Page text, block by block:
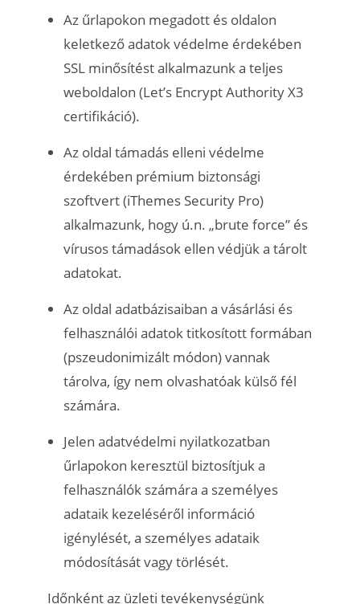
Az űrlapokon megadott és oldalon
keletkező adatok védelme érdekében
SSL minősítést alkalmazunk a teljes
weboldalon (Let’s Encrypt Authority X3
certifikáció).
Az oldal támadás elleni védelme
érdekében prémium biztonsági
szoftvert (iThemes Security Pro)
alkalmazunk, hogy ú.n. „brute force” és
vírusos támadások ellen védjük a tárolt
adatokat.
Az oldal adatbázisaiban a vásárlási és
felhasználói adatok titkosított formában
(pszeudonimizált módon) vannak
tárolva, így nem olvashatóak külső fél
számára.
Jelen adatvédelmi nyilatkozatban
űrlapokon keresztül biztosítjuk a
felhasználók számára a személyes
adataik kezeléséről információ
igénylését, a személyes adataik
módosítását vagy törlését.
Időnként az üzleti tevékenységünk